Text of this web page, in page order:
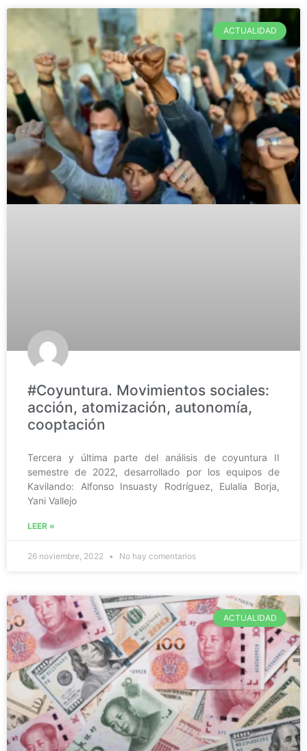
ACTUALIDAD
#Coyuntura. Movimientos sociales:
acción, atomización, autonomía,
cooptación
Tercera y última parte del análisis de coyuntura II
semestre de 2022, desarrollado por los equipos de
Kavilando: Alfonso Insuasty Rodríguez, Eulalia Borja,
Yani Vallejo
LEER »
26 noviembre, 2022 No hay comentarios
ACTUALIDAD